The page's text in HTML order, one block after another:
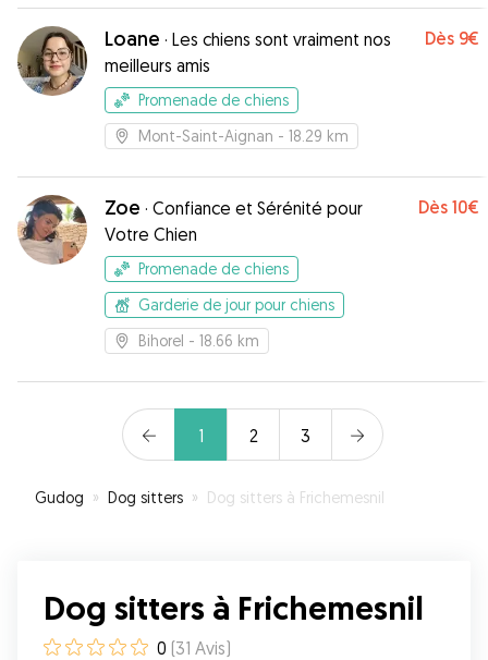
Loane · Les chiens sont vraiment nos
meilleurs amis
Dès 9€
Promenade de chiens
Mont-Saint-Aignan - 18.29 km
Zoe · Confiance et Sérénité pour
Votre Chien
Dès 10€
Promenade de chiens
Garderie de jour pour chiens
Bihorel - 18.66 km
1 2 3
Gudog » Dog sitters » Dog sitters à Frichemesnil
Dog sitters à Frichemesnil
0 (31 Avis)